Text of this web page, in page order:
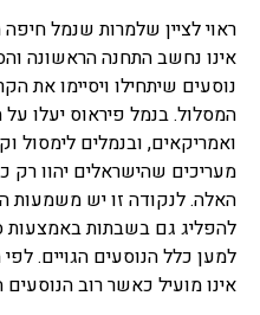
ראוי לציין שלמרות שנמל חיפה
אינו נחשב התחנה הראשונה
נוסעים שיתחילו ויסיימו את
המסלול. בנמל פיראוס יעלו על
ואמריקאים, ובנמלים לימסול
מעריכים שהישראלים יהוו
האלה. לנקודה זו יש משמעות
להפליג גם בשבתות באמצעות
למען כלל הנוסעים הגויים.
אינו מועיל כאשר רוב הנוסעים